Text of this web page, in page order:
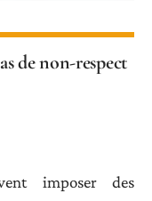
de non-respect
imposer des